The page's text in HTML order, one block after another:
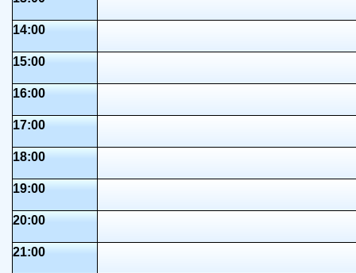
14:00
15:00
16:00
17:00
18:00
19:00
20:00
21:00